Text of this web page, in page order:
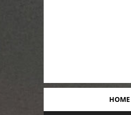
HOME